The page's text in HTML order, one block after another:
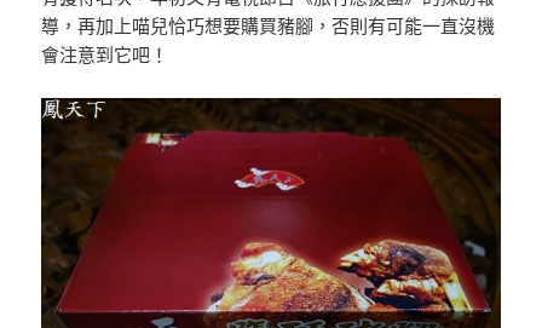
導，再加上喵兒恰巧想要購買豬腳，否則有可能一直沒機
會注意到它吧！